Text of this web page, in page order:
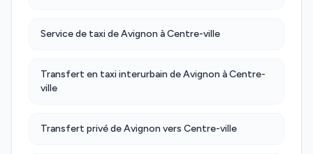
Service de taxi de Avignon à Centre-ville
Transfert en taxi interurbain de Avignon à Centre-
ville
Transfert privé de Avignon vers Centre-ville